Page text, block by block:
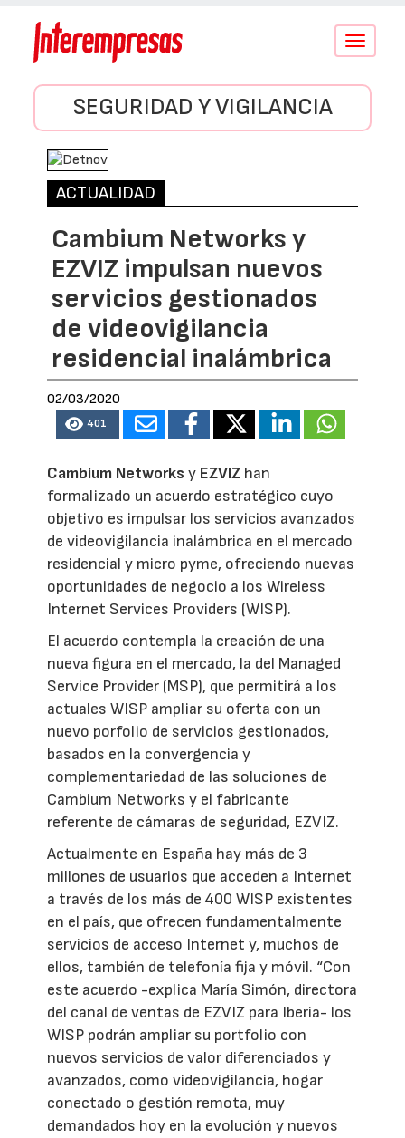
Conmutar
SEGURIDAD Y VIGILANCIA
ACTUALIDAD
Cambium Networks y
EZVIZ impulsan nuevos
servicios gestionados
de videovigilancia
residencial inalámbrica
02/03/2020
401
Cambium Networks y EZVIZ han
formalizado un acuerdo estratégico cuyo
objetivo es impulsar los servicios avanzados
de videovigilancia inalámbrica en el mercado
residencial y micro pyme, ofreciendo nuevas
oportunidades de negocio a los Wireless
Internet Services Providers (WISP).
El acuerdo contempla la creación de una
nueva figura en el mercado, la del Managed
Service Provider (MSP), que permitirá a los
actuales WISP ampliar su oferta con un
nuevo porfolio de servicios gestionados,
basados en la convergencia y
complementariedad de las soluciones de
Cambium Networks y el fabricante
referente de cámaras de seguridad, EZVIZ.
Actualmente en España hay más de 3
millones de usuarios que acceden a Internet
a través de los más de 400 WISP existentes
en el país, que ofrecen fundamentalmente
servicios de acceso Internet y, muchos de
ellos, también de telefonía fija y móvil. “Con
este acuerdo -explica María Simón, directora
del canal de ventas de EZVIZ para Iberia- los
WISP podrán ampliar su portfolio con
nuevos servicios de valor diferenciados y
avanzados, como videovigilancia, hogar
conectado o gestión remota, muy
demandados hoy en la evolución y nuevos